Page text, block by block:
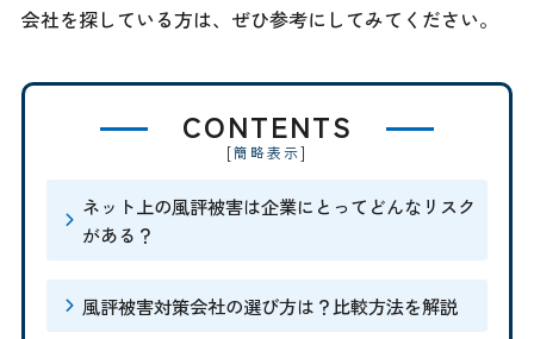
会社を探している方は、ぜひ参考にしてみてください。
CONTENTS
[簡略表示]
ネット上の風評被害は企業にとってどんなリスク
がある？
風評被害対策会社の選び方は？比較方法を解説